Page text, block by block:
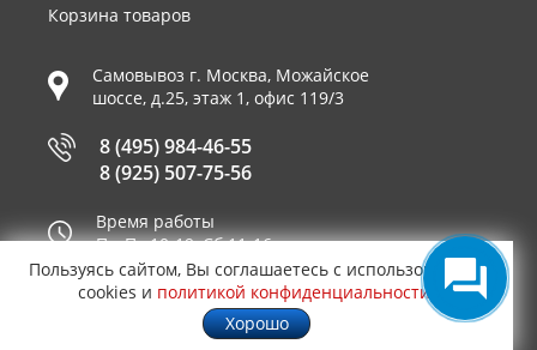
Корзина товаров
Самовывоз г. Москва, Можайское
шоссе, д.25, этаж 1, офис 119/3
8 (495) 984-46-55
8 (925) 507-75-56
Время работы
Пн-Пт 10-19, Сб 11-16
Принимаем к оплате
Пользуясь сайтом, Вы соглашаетесь с использованием
cookies и политикой конфиденциальности
Хорошо